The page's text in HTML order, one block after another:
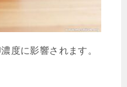
度に影響されます。